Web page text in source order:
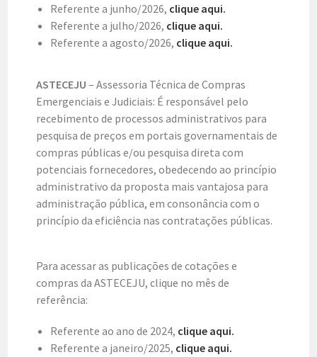
Referente a junho/2026, clique aqui.
Referente a julho/2026, clique aqui.
Referente a agosto/2026, clique aqui.
ASTECEJU – Assessoria Técnica de Compras
Emergenciais e Judiciais: É responsável pelo
recebimento de processos administrativos para
pesquisa de preços em portais governamentais de
compras públicas e/ou pesquisa direta com
potenciais fornecedores, obedecendo ao princípio
administrativo da proposta mais vantajosa para
administração pública, em consonância com o
princípio da eficiência nas contratações públicas.
Para acessar as publicações de cotações e
compras da ASTECEJU, clique no mês de
referência:
Referente ao ano de 2024, clique aqui.
Referente a janeiro/2025, clique aqui.